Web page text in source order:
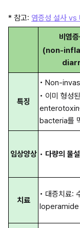
* 참고: 염증성 설사 vs
비염
(non-
특징
• Non-
• 이미 형성
enterotoxin
bacteria를
임상양상 • 다량의 물
치료
• 대증치료:
loperamide